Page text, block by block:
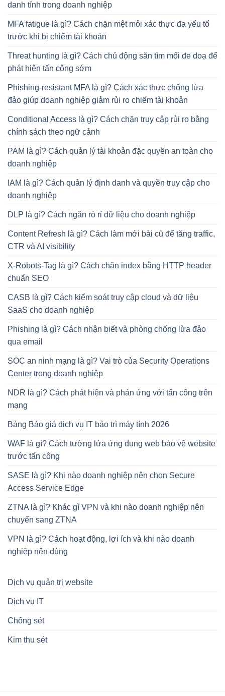
danh tính trong doanh nghiệp
MFA fatigue là gì? Cách chặn mệt mỏi xác thực đa yếu tố
trước khi bị chiếm tài khoản
Threat hunting là gì? Cách chủ động săn tìm mối đe doạ để
phát hiện tấn công sớm
Phishing-resistant MFA là gì? Cách xác thực chống lừa
đảo giúp doanh nghiệp giảm rủi ro chiếm tài khoản
Conditional Access là gì? Cách chặn truy cập rủi ro bằng
chính sách theo ngữ cảnh
PAM là gì? Cách quản lý tài khoản đặc quyền an toàn cho
doanh nghiệp
IAM là gì? Cách quản lý định danh và quyền truy cập cho
doanh nghiệp
DLP là gì? Cách ngăn rò rỉ dữ liệu cho doanh nghiệp
Content Refresh là gì? Cách làm mới bài cũ để tăng traffic,
CTR và AI visibility
X-Robots-Tag là gì? Cách chặn index bằng HTTP header
chuẩn SEO
CASB là gì? Cách kiểm soát truy cập cloud và dữ liệu
SaaS cho doanh nghiệp
Phishing là gì? Cách nhận biết và phòng chống lừa đảo
qua email
SOC an ninh mạng là gì? Vai trò của Security Operations
Center trong doanh nghiệp
NDR là gì? Cách phát hiện và phản ứng với tấn công trên
mạng
Bảng Báo giá dịch vụ IT bảo trì máy tính 2026
WAF là gì? Cách tường lửa ứng dụng web bảo vệ website
trước tấn công
SASE là gì? Khi nào doanh nghiệp nên chọn Secure
Access Service Edge
ZTNA là gì? Khác gì VPN và khi nào doanh nghiệp nên
chuyển sang ZTNA
VPN là gì? Cách hoạt động, lợi ích và khi nào doanh
nghiệp nên dùng
Dịch vụ quản trị website
Dịch vụ IT
Chống sét
Kim thu sét